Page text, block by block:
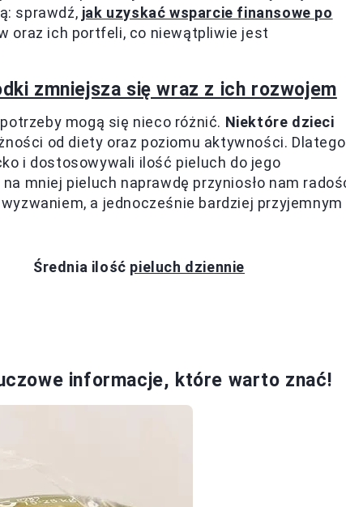
sprawdź, jak uzyskać wsparcie finansowe po
oraz ich portfeli, co niewątpliwie jest
zmniejsza się wraz z ich rozwojem
mogą się nieco różnić. Niektóre dzieci
od diety oraz poziomu aktywności. Dlatego
i dostosowywali ilość pieluch do jego
mniej pieluch naprawdę przyniosło nam
a jednocześnie bardziej przyjemnym
Średnia ilość pieluch dziennie
informacje, które warto znać!